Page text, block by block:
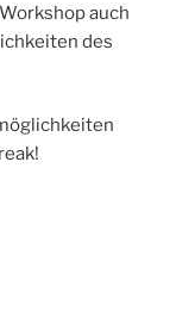
auch
des